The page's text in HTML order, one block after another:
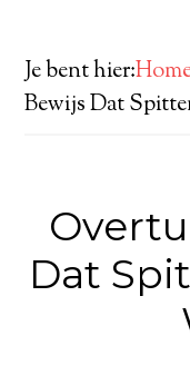
Je bent hier:
Bewijs Dat
Dat